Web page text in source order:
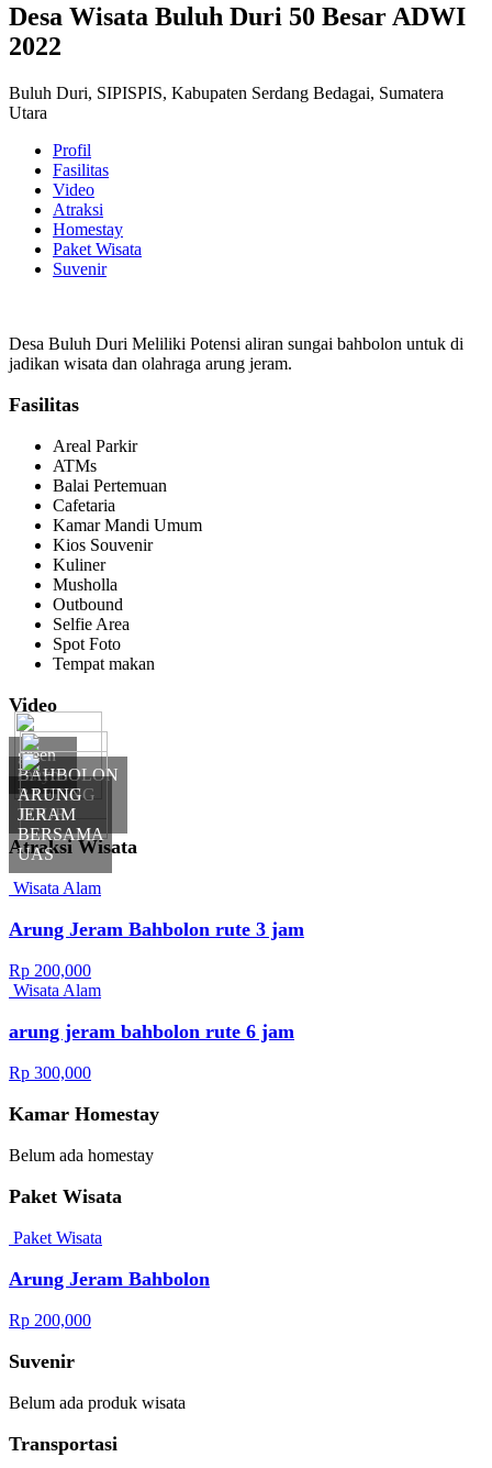
Desa Wisata Buluh Duri 50 Besar ADWI
2022
Buluh Duri, SIPISPIS, Kabupaten Serdang Bedagai, Sumatera
Utara
Profil
Fasilitas
Video
Atraksi
Homestay
Paket Wisata
Suvenir
Desa Buluh Duri Meliliki Potensi aliran sungai bahbolon untuk di
jadikan wisata dan olahraga arung jeram.
Fasilitas
Areal Parkir
ATMs
Balai Pertemuan
Cafetaria
Kamar Mandi Umum
Kios Souvenir
Kuliner
Musholla
Outbound
Selfie Area
Spot Foto
Tempat makan
Video
green
canyon
BAHBOLON
RAFTING
TOUR
ARUNG
JERAM
BERSAMA
UAS
Atraksi Wisata
Wisata Alam
Arung Jeram Bahbolon rute 3 jam
Rp 200,000
Wisata Alam
arung jeram bahbolon rute 6 jam
Rp 300,000
Kamar Homestay
Belum ada homestay
Paket Wisata
Paket Wisata
Arung Jeram Bahbolon
Rp 200,000
Suvenir
Belum ada produk wisata
Transportasi